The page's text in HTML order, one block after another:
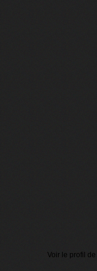
Voir le profil de